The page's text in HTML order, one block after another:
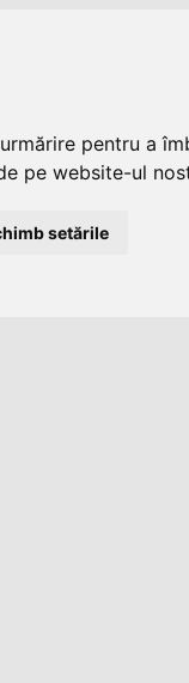
pentru a
pe website-ul
setările